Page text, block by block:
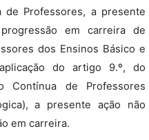
de Professores, a presente
em carreira de
dos Ensinos Básico e
do artigo 9.º, do
Contínua de Professores
a presente ação não
em carreira.